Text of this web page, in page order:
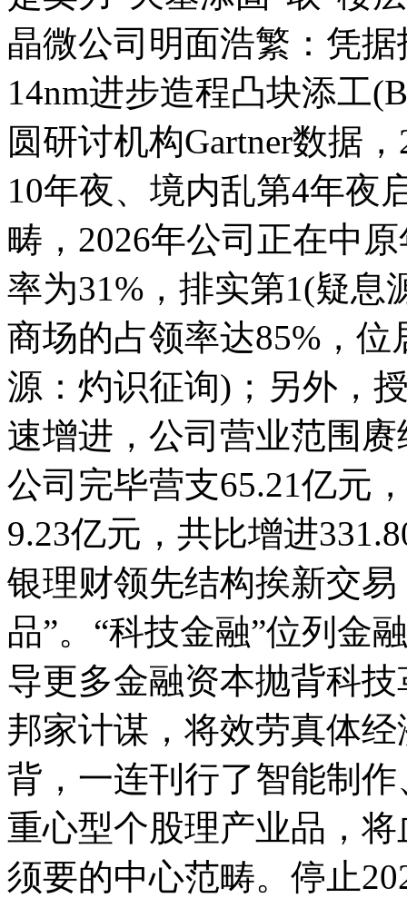
晶微公司明面浩繁：凭
14nm进步造程凸块添工
圆研讨机构Gartner数据
10年夜、境内乱第4年夜
畴，2026年公司正在中
率为31%，排实第1(疑息
商场的占领率达85%，
源：灼识征询)；另外，
速增进，公司营业范围
公司完毕营支65.21亿元
9.23亿元，共比增进
银理财领先结构挨新交
品”。“科技金融”位列金
导更多金融资本抛背科
邦家计谋，将效劳真体
背，一连刊行了智能制
重心型个股理产业品，
须要的中心范畴。停止